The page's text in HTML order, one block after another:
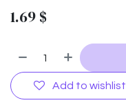
1.69 $
Add to wishlist